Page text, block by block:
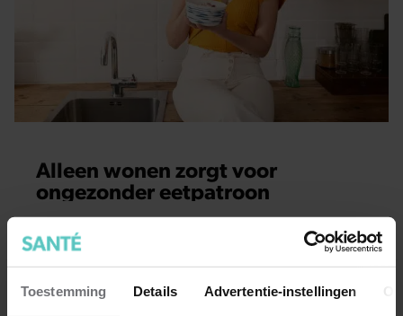
Toestemming Details Advertentie-instellingen
Alleen wonen zorgt voor
ongezonder eetpatroon
huisgenoten, of om het bed voor je alleen te hebben,
maar op je eetgewoontes heeft alleen wonen niet altijd
een goede invloed.